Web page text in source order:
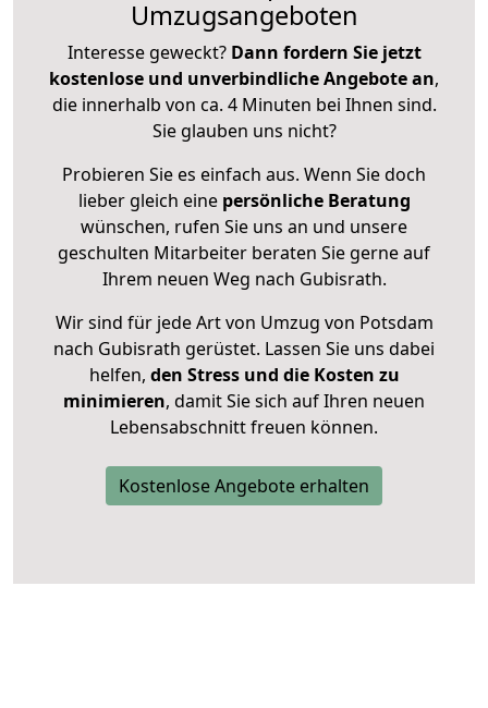
Umzugsangeboten
Interesse geweckt? Dann fordern Sie jetzt
kostenlose und unverbindliche Angebote an,
die innerhalb von ca. 4 Minuten bei Ihnen sind.
Sie glauben uns nicht?
Probieren Sie es einfach aus. Wenn Sie doch
lieber gleich eine persönliche Beratung
wünschen, rufen Sie uns an und unsere
geschulten Mitarbeiter beraten Sie gerne auf
Ihrem neuen Weg nach Gubisrath.
Wir sind für jede Art von Umzug von Potsdam
nach Gubisrath gerüstet. Lassen Sie uns dabei
helfen, den Stress und die Kosten zu
minimieren, damit Sie sich auf Ihren neuen
Lebensabschnitt freuen können.
Kostenlose Angebote erhalten